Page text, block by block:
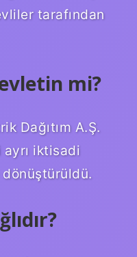
tarafından
mi?
Dağıtım A.Ş.
ayrı iktisadi